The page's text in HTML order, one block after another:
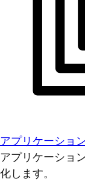
アプリケーショ
アプリケーショ
化します。